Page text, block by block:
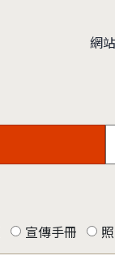
網
宣傳手冊